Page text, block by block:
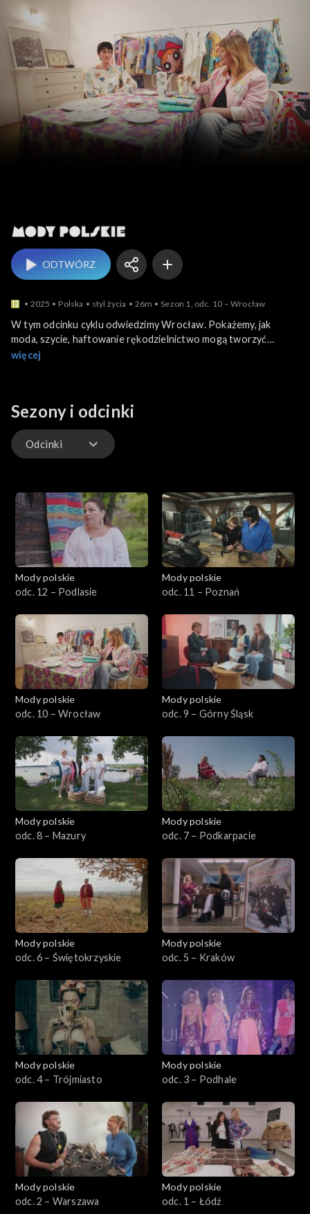
ODTWÓRZ
2025 Polska styl życia 26m Sezon 1, odc. 10 – Wrocław
W tym odcinku cyklu odwiedzimy Wrocław. Pokażemy, jak
moda, szycie, haftowanie rękodzielnictwo mogą tworzyć
wspólnoty kulturowe i społeczne. Zuza Tokarska zainspiruje do
kultowego baru można pokazać na tkaninie, A Róża Gontarz
udowodni, że warsztaty szycia to nie tylko rozwijanie
kreatywności, sprawczości, ale i sposób na życie.
więcej
Sezony i odcinki
Odcinki
Mody polskie
odc. 12 – Podlasie
Mody polskie
odc. 11 – Poznań
Mody polskie
odc. 10 – Wrocław
Mody polskie
odc. 9 – Górny Śląsk
Mody polskie
odc. 8 – Mazury
Mody polskie
odc. 7 – Podkarpacie
Mody polskie
odc. 6 – Świętokrzyskie
Mody polskie
odc. 5 – Kraków
Mody polskie
odc. 4 – Trójmiasto
Mody polskie
odc. 3 – Podhale
Mody polskie
odc. 2 – Warszawa
Mody polskie
odc. 1 – Łódź